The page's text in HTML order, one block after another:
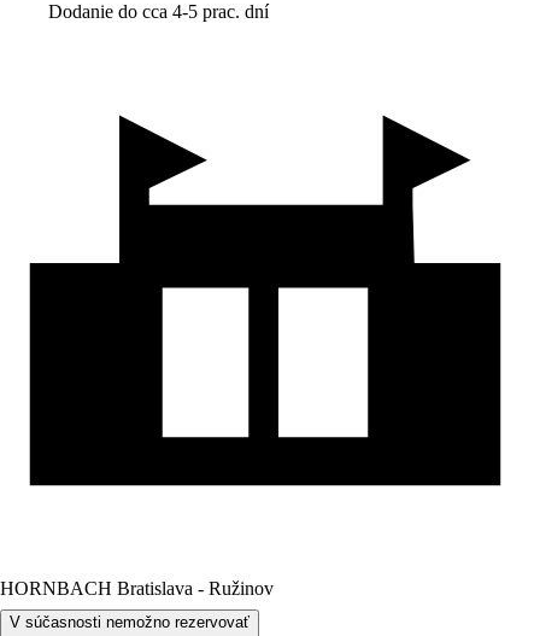
Dodanie do cca 4-5 prac. dní
HORNBACH Bratislava - Ružinov
V súčasnosti nemožno rezervovať